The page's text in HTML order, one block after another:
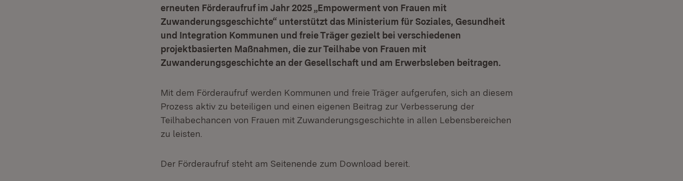
erneuten Förderaufruf im Jahr 2025 „Empowerment von Frauen mit
Zuwanderungsgeschichte“ unterstützt das Ministerium für Soziales, Gesundheit
und Integration Kommunen und freie Träger gezielt bei verschiedenen
projektbasierten Maßnahmen, die zur Teilhabe von Frauen mit
Zuwanderungsgeschichte an der Gesellschaft und am Erwerbsleben beitragen.
Mit dem Förderaufruf werden Kommunen und freie Träger aufgerufen, sich an diesem
Prozess aktiv zu beteiligen und einen eigenen Beitrag zur Verbesserung der
Teilhabechancen von Frauen mit Zuwanderungsgeschichte in allen Lebensbereichen
zu leisten.
Der Förderaufruf steht am Seitenende zum Download bereit.